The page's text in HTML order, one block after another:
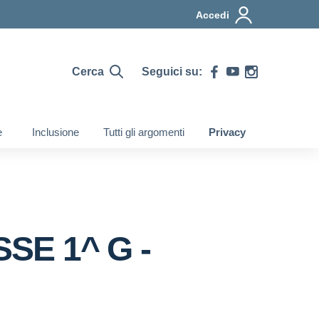
Accedi
Cerca Seguici su:
Inclusione Tutti gli argomenti Privacy
1^ G -